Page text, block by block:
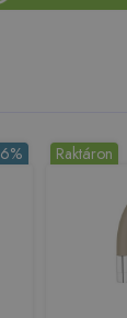
Raktáron